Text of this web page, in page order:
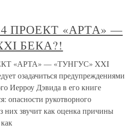
4 ПРОЕКТ «АРТА» —
БЕКА?!
«АРТА» — «ТУНГУС» XXI
озадачиться предупреждениями
Иерроу Дэвида в его книге
опасности рукотворного
них звучит как оценка причины